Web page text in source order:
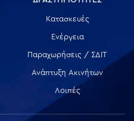
Κατασκευές
Ενέργεια
Παραχωρήσεις / ΣΔΙΤ
Ανάπτυξη Ακινήτων
Λοιπές